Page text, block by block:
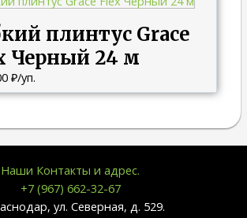
плинтус Grace
Черный 24 м
₽/уп.
Наши Контакты и адрес.
+7 (967) 662-32-67
ул. Северная, д. 529.